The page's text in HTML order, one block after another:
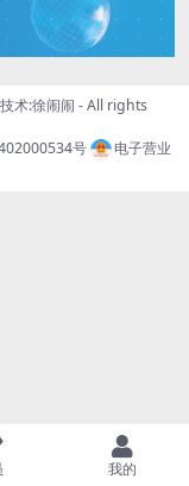
术:徐闹闹 - All rights
号
电子营业
我的